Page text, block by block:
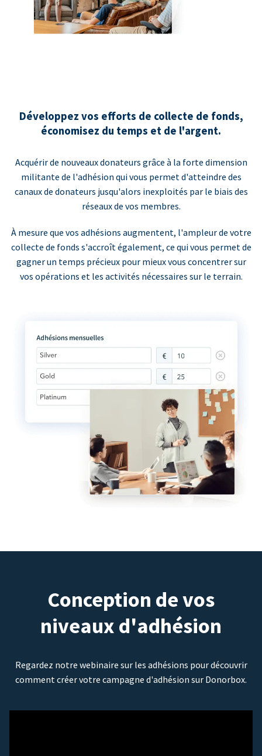
Développez vos efforts de collecte de fonds,
économisez du temps et de l'argent.
Acquérir de nouveaux donateurs grâce à la forte dimension
militante de l'adhésion qui vous permet d'atteindre des
canaux de donateurs jusqu'alors inexploités par le biais des
réseaux de vos membres.
À mesure que vos adhésions augmentent, l'ampleur de votre
collecte de fonds s'accroît également, ce qui vous permet de
gagner un temps précieux pour mieux vous concentrer sur
vos opérations et les activités nécessaires sur le terrain.
Conception de vos
niveaux d'adhésion
Regardez notre webinaire sur les adhésions pour découvrir
comment créer votre campagne d'adhésion sur Donorbox.